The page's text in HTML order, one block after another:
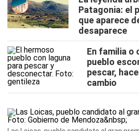
Patagonia: el
que aparece
desaparece
En familia o
pueblo
pescar,
cambio